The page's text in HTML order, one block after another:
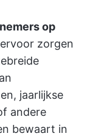
op
zorgen
jaarlijkse
andere
bewaart in